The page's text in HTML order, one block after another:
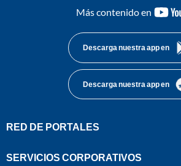
Más contenido en
Descarga nuestra app en
Descarga nuestra app en
RED DE PORTALES
SERVICIOS CORPORATIVOS